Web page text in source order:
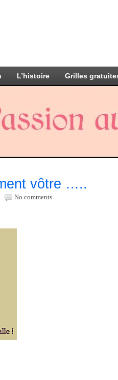
L’histoire Grilles
vôtre …..
No comments